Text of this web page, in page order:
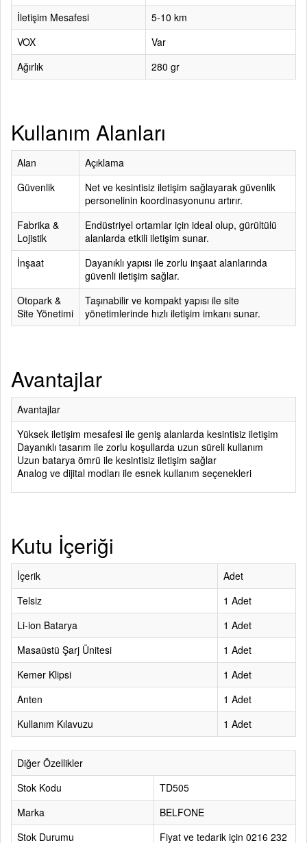
İletişim Mesafesi
5-10 km
VOX
Var
Ağırlık
280 gr
Kullanım Alanları
Alan
Açıklama
Güvenlik
Net ve kesintisiz iletişim sağlayarak güvenlik
personelinin koordinasyonunu artırır.
Fabrika &
Lojistik
Endüstriyel ortamlar için ideal olup, gürültülü
alanlarda etkili iletişim sunar.
İnşaat
Dayanıklı yapısı ile zorlu inşaat alanlarında
güvenli iletişim sağlar.
Otopark &
Site Yönetimi
Taşınabilir ve kompakt yapısı ile site
yönetimlerinde hızlı iletişim imkanı sunar.
Avantajlar
Avantajlar
Yüksek iletişim mesafesi ile geniş alanlarda kesintisiz iletişim
Dayanıklı tasarım ile zorlu koşullarda uzun süreli kullanım
Uzun batarya ömrü ile kesintisiz iletişim sağlar
Analog ve dijital modları ile esnek kullanım seçenekleri
Kutu İçeriği
İçerik
Adet
Telsiz
1 Adet
Li-ion Batarya
1 Adet
Masaüstü Şarj Ünitesi
1 Adet
Kemer Klipsi
1 Adet
Anten
1 Adet
Kullanım Kılavuzu
1 Adet
Diğer Özellikler
Stok Kodu
TD505
Marka
BELFONE
Stok Durumu
Fiyat ve tedarik için 0216 232